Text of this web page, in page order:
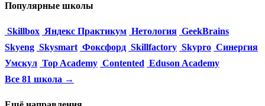
Популярные школы
Skillbox Яндекс Практикум Нетология GeekBrains
Skyeng Skysmart Фоксфорд Skillfactory Skypro Синергия
Умскул Top Academy Contented Eduson Academy
Все 81 школа →